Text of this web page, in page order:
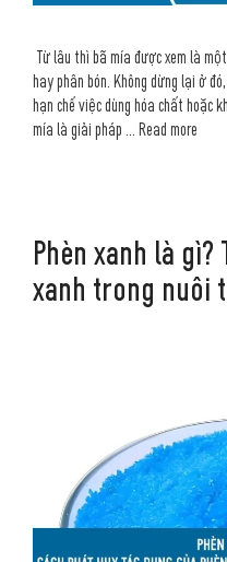
Từ lâu thì bã mía được xem là
hay phân bón. Không dừng lại ở
hạn chế việc dùng hóa chất hoặc
mía là giải pháp … Read more
Phèn xanh là gì?
xanh trong nuôi